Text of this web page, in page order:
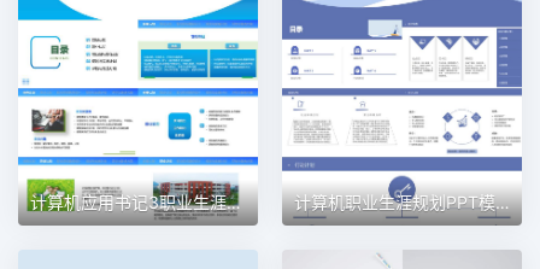
计算机应用书记3职业生涯规划PPT模板 计算机职业生涯规划PPT模板